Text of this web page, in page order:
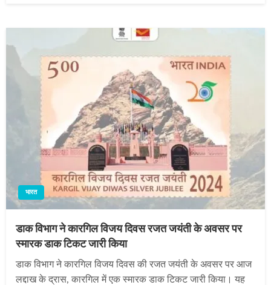
भारत
डाक विभाग ने कारगिल विजय दिवस रजत जयंती के अवसर पर
स्मारक डाक टिकट जारी किया
डाक विभाग ने कारगिल विजय दिवस की रजत जयंती के अवसर पर आज
लद्दाख के द्रास, कारगिल में एक स्‍मारक डाक टिकट जारी किया। यह